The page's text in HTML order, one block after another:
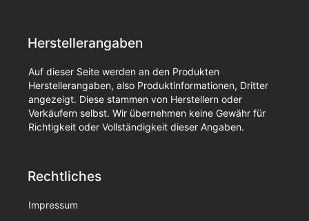
Herstellerangaben
Auf dieser Seite werden an den Produkten
Herstellerangaben, also Produktinformationen, Dritter
angezeigt. Diese stammen von Herstellern oder
Verkäufern selbst. Wir übernehmen keine Gewähr für
Richtigkeit oder Vollständigkeit dieser Angaben.
Rechtliches
Impressum